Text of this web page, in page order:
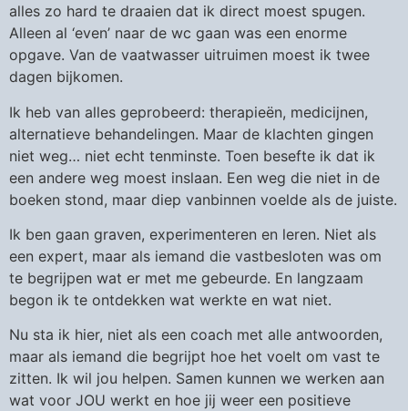
alles zo hard te draaien dat ik direct moest spugen.
Alleen al ‘even’ naar de wc gaan was een enorme
opgave. Van de vaatwasser uitruimen moest ik twee
dagen bijkomen.
Ik heb van alles geprobeerd: therapieën, medicijnen,
alternatieve behandelingen. Maar de klachten gingen
niet weg… niet echt tenminste. Toen besefte ik dat ik
een andere weg moest inslaan. Een weg die niet in de
boeken stond, maar diep vanbinnen voelde als de juiste.
Ik ben gaan graven, experimenteren en leren. Niet als
een expert, maar als iemand die vastbesloten was om
te begrijpen wat er met me gebeurde. En langzaam
begon ik te ontdekken wat werkte en wat niet.
Nu sta ik hier, niet als een coach met alle antwoorden,
maar als iemand die begrijpt hoe het voelt om vast te
zitten. Ik wil jou helpen. Samen kunnen we werken aan
wat voor JOU werkt en hoe jij weer een positieve